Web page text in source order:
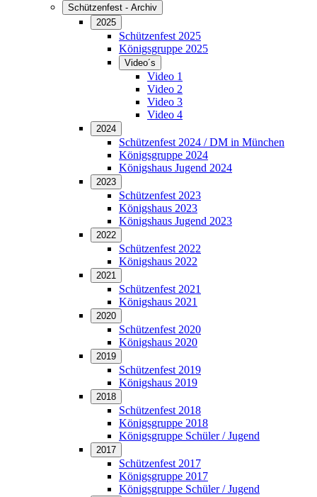
Schützenfest - Archiv
2025
Schützenfest 2025
Königsgruppe 2025
Video´s
Video 1
Video 2
Video 3
Video 4
2024
Schützenfest 2024 / DM in München
Königsgruppe 2024
Königshaus Jugend 2024
2023
Schützenfest 2023
Königshaus 2023
Königshaus Jugend 2023
2022
Schützenfest 2022
Königshaus 2022
2021
Schützenfest 2021
Königshaus 2021
2020
Schützenfest 2020
Königshaus 2020
2019
Schützenfest 2019
Königshaus 2019
2018
Schützenfest 2018
Königsgruppe 2018
Königsgruppe Schüler / Jugend
2017
Schützenfest 2017
Königsgruppe 2017
Königsgruppe Schüler / Jugend